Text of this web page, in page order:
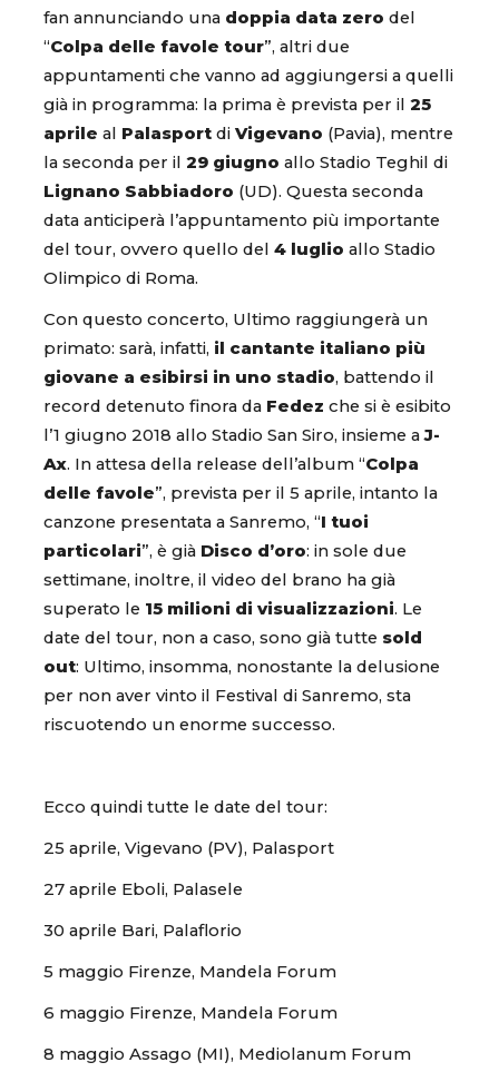
fan annunciando una doppia data zero del
“Colpa delle favole tour”, altri due
appuntamenti che vanno ad aggiungersi a quelli
già in programma: la prima è prevista per il 25
aprile al Palasport di Vigevano (Pavia), mentre
la seconda per il 29 giugno allo Stadio Teghil di
Lignano Sabbiadoro (UD). Questa seconda
data anticiperà l’appuntamento più importante
del tour, ovvero quello del 4 luglio allo Stadio
Olimpico di Roma.
Con questo concerto, Ultimo raggiungerà un
primato: sarà, infatti, il cantante italiano più
giovane a esibirsi in uno stadio, battendo il
record detenuto finora da Fedez che si è esibito
l’1 giugno 2018 allo Stadio San Siro, insieme aJ-
Ax. In attesa della release dell’album “Colpa
delle favole”, prevista per il 5 aprile, intanto la
canzone presentata a Sanremo, “I tuoi
particolari”, è già Disco d’oro: in sole due
settimane, inoltre, il video del brano ha già
superato le 15 milioni di visualizzazioni. Le
date del tour, non a caso, sono già tutte sold
out: Ultimo, insomma, nonostante la delusione
per non aver vinto il Festival di Sanremo, sta
riscuotendo un enorme successo.
Ecco quindi tutte le date del tour:
25 aprile, Vigevano (PV), Palasport
27 aprile Eboli, Palasele
30 aprile Bari, Palaflorio
5 maggio Firenze, Mandela Forum
6 maggio Firenze, Mandela Forum
8 maggio Assago (MI), Mediolanum Forum